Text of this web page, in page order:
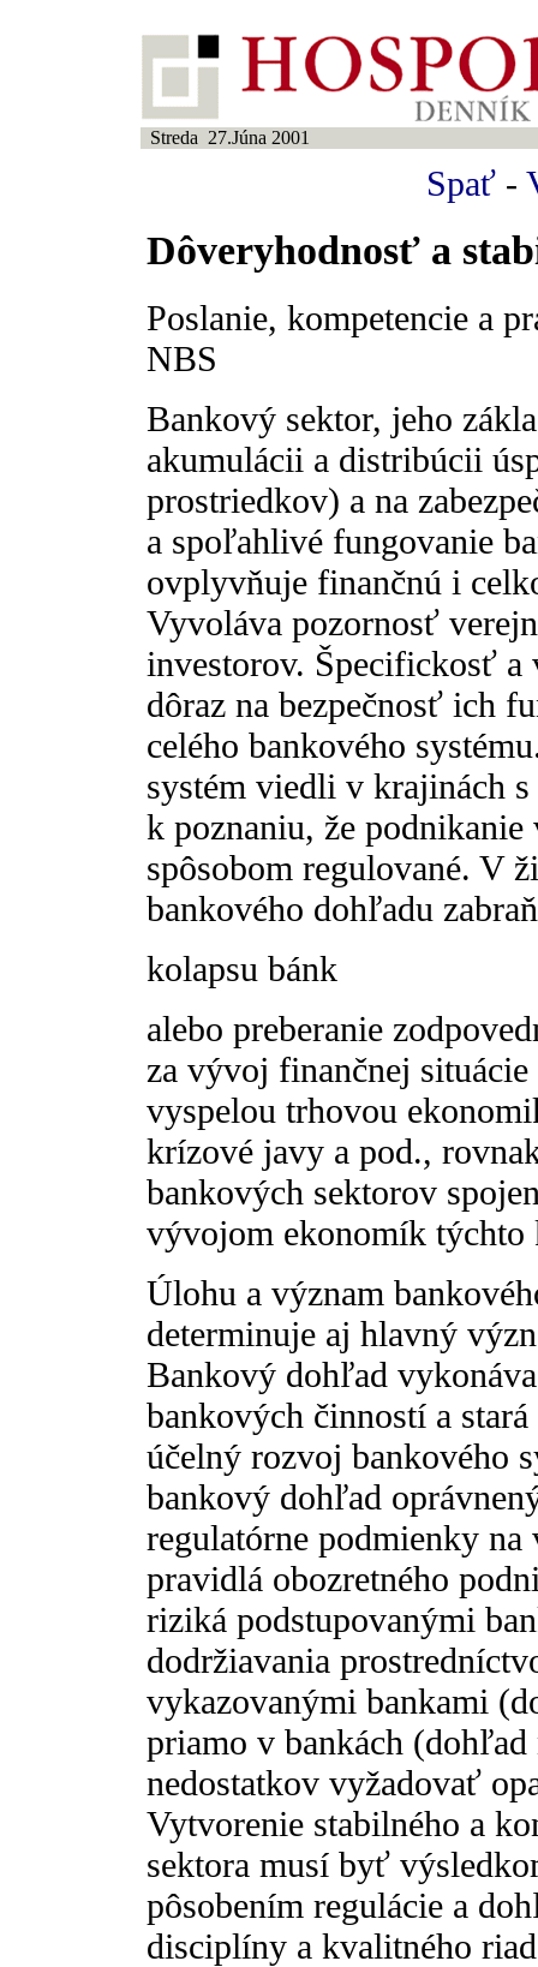
Streda 27.Júna 2001
Spať -
Dôveryhodnosť a
Poslanie, kompetencie a
NBS
Bankový sektor, jeho
akumulácii a distribúcii
prostriedkov) a na
a spoľahlivé fungovanie
ovplyvňuje finančnú i
Vyvoláva pozornosť
investorov. Špecifickosť a
dôraz na bezpečnosť ich
celého bankového
systém viedli v krajinách
k poznaniu, že
spôsobom regulované. V
bankového dohľadu
kolapsu bánk
alebo preberanie
za vývoj finančnej
vyspelou trhovou
krízové javy a pod.,
bankových sektorov
vývojom ekonomík týchto
Úlohu a význam
determinuje aj hlavný
Bankový dohľad
bankových činností a
účelný rozvoj bankového
bankový dohľad
regulatórne podmienky na
pravidlá obozretného
riziká podstupovanými
dodržiavania
vykazovanými bankami
priamo v bankách (dohľad
nedostatkov vyžadovať
Vytvorenie stabilného a
sektora musí byť
pôsobením regulácie a
disciplíny a kvalitného